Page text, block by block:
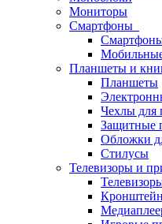
Мониторы
Смартфоны
Планшеты и
Планшеты
Чехлы для
Защитные
Обложки
Стилусы
Телевизоры и